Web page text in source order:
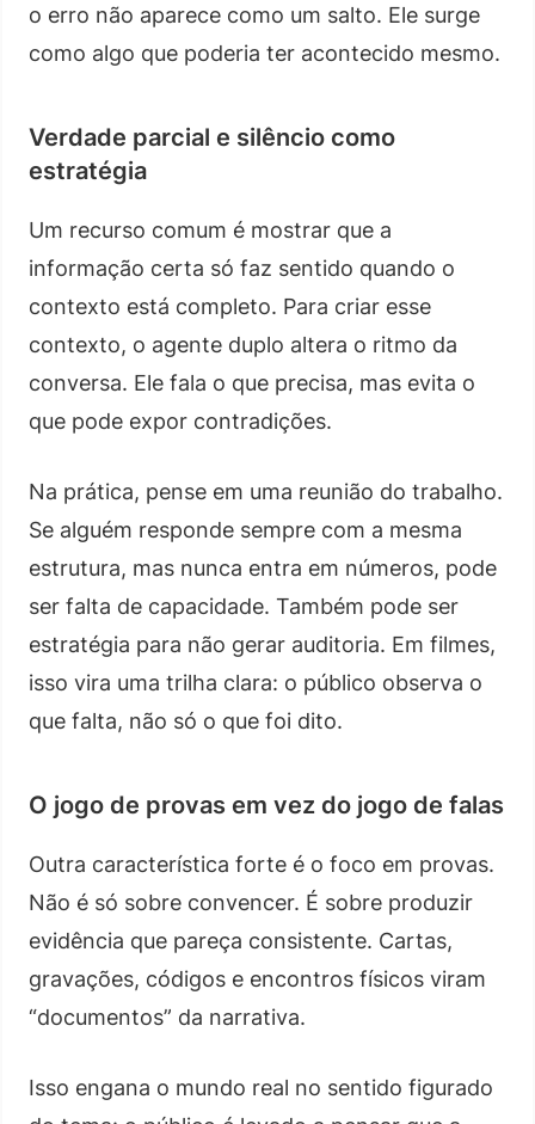
o erro não aparece como um salto. Ele surge
como algo que poderia ter acontecido mesmo.
Verdade parcial e silêncio como
estratégia
Um recurso comum é mostrar que a
informação certa só faz sentido quando o
contexto está completo. Para criar esse
contexto, o agente duplo altera o ritmo da
conversa. Ele fala o que precisa, mas evita o
que pode expor contradições.
Na prática, pense em uma reunião do trabalho.
Se alguém responde sempre com a mesma
estrutura, mas nunca entra em números, pode
ser falta de capacidade. Também pode ser
estratégia para não gerar auditoria. Em filmes,
isso vira uma trilha clara: o público observa o
que falta, não só o que foi dito.
O jogo de provas em vez do jogo de falas
Outra característica forte é o foco em provas.
Não é só sobre convencer. É sobre produzir
evidência que pareça consistente. Cartas,
gravações, códigos e encontros físicos viram
“documentos” da narrativa.
Isso engana o mundo real no sentido figurado